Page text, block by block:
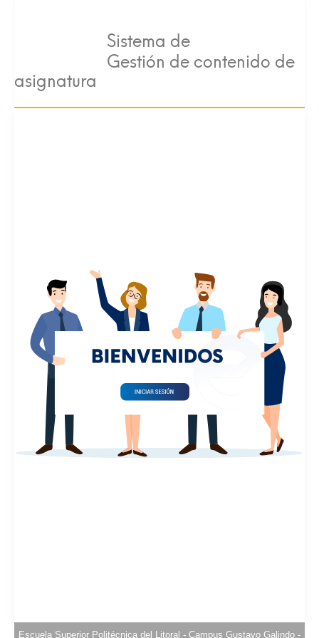
Sistema de
Gestión de contenido de
asignatura
Escuela Superior Politécnica del Litoral - Campus Gustavo Galindo -